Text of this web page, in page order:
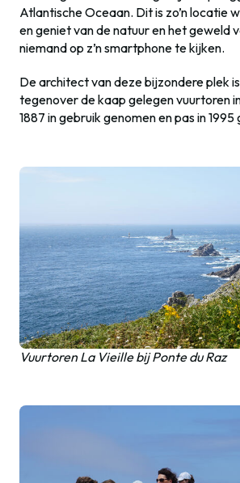
Atlantische Oceaan. Dit is zo’n locatie
en geniet van de natuur en het geweld
niemand op z’n smartphone te kijken.
De architect van deze bijzondere plek
tegenover de kaap gelegen vuurtoren
1887 in gebruik genomen en pas in
Vuurtoren La Vieille bij Ponte du Raz